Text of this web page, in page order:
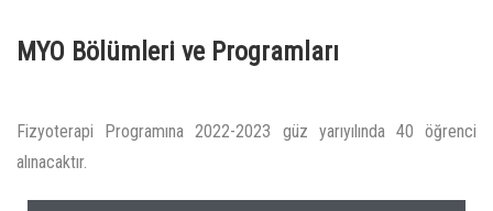
MYO Bölümleri ve Programları
Fizyoterapi Programına 2022-2023 güz yarıyılında 40 öğrenci
alınacaktır.